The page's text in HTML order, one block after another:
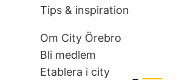
Tips & inspiration
Om City Örebro
Bli medlem
Etablera i city